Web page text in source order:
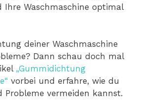
Ihre Waschmaschine optimal
deiner Waschmaschine
Dann schau doch mal
„Gummidichtung
vorbei und erfahre, wie du
Probleme vermeiden kannst.